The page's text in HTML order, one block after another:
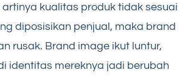
kualitas produk tidak sesuai
diposisikan penjual, maka brand
rusak. Brand image ikut luntur,
identitas mereknya jadi berubah